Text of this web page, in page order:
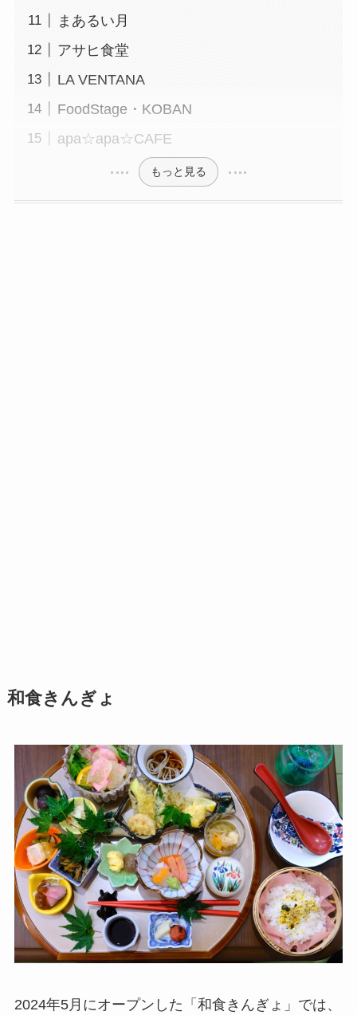
まあるい月
アサヒ食堂
LA VENTANA
FoodStage・KOBAN
apa☆apa☆CAFE
もっと見る
和食きんぎょ
2024年5月にオープンした「和食きんぎょ」では、